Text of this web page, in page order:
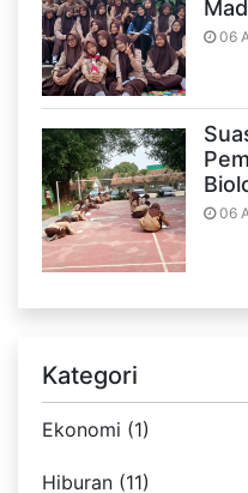
06
06
Kategori
Ekonomi (1)
Hiburan (11)